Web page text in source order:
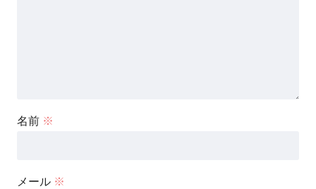
名前 ※
メール ※